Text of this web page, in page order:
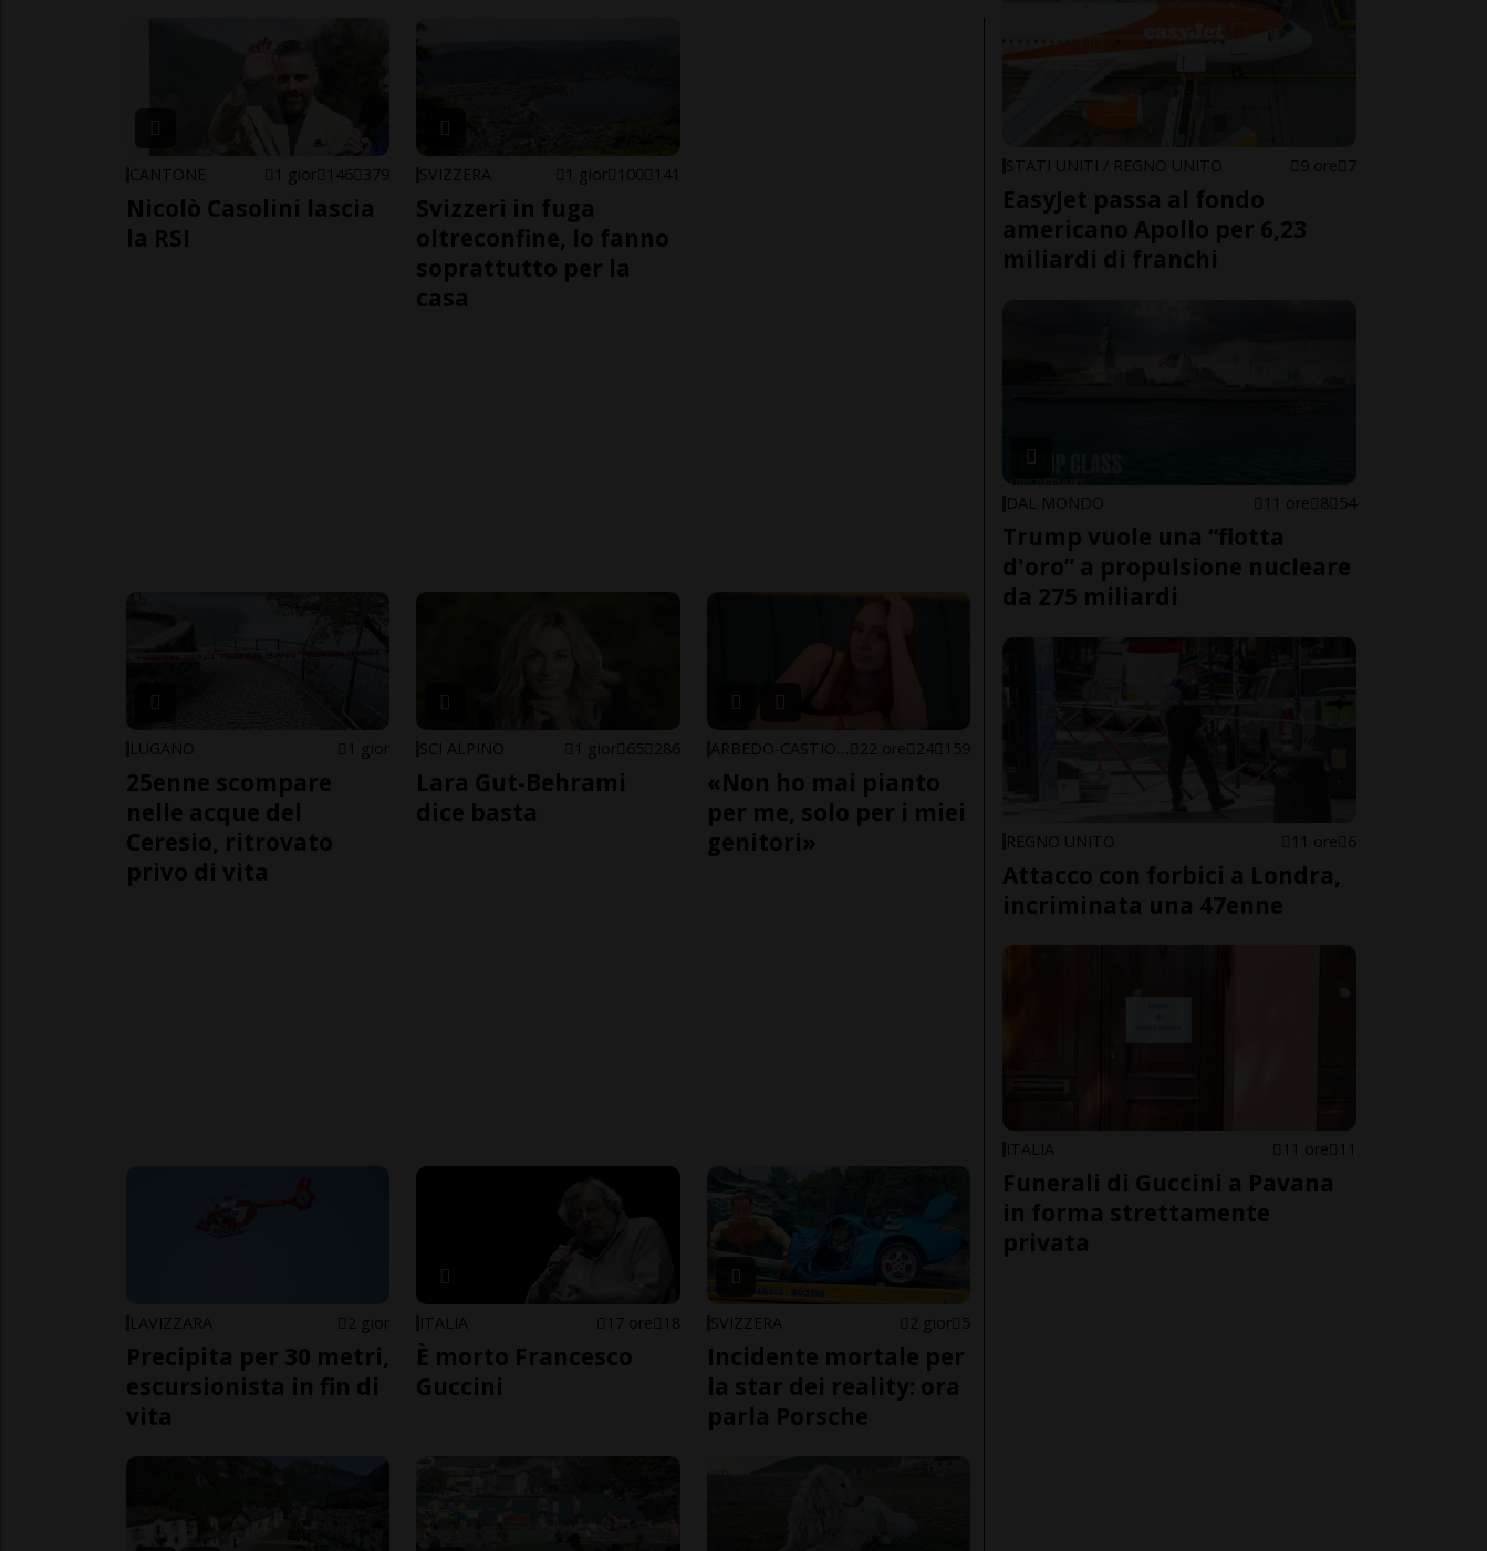
CANTONE 1 gior 146 379
Nicolò Casolini lascia
la RSI
SVIZZERA 1 gior 100 141
Svizzeri in fuga
oltreconfine, lo fanno
soprattutto per la
casa
LUGANO 1 gior
25enne scompare
nelle acque del
Ceresio, ritrovato
privo di vita
SCI ALPINO 1 gior 65 286
Lara Gut-Behrami
dice basta
22 ore 24 159
«Non ho mai pianto
per me, solo per i miei
genitori»
LAVIZZARA 2 gior
Precipita per 30 metri,
escursionista in fin di
vita
ITALIA 17 ore 18
È morto Francesco
Guccini
SVIZZERA 2 gior 5
Incidente mortale per
la star dei reality: ora
parla Porsche
STATI UNITI / REGNO UNITO 9 ore 7
EasyJet passa al fondo
americano Apollo per 6,23
miliardi di franchi
DAL MONDO 11 ore 8 54
Trump vuole una “flotta
d'oro” a propulsione nucleare
da 275 miliardi
REGNO UNITO 11 ore 6
Attacco con forbici a Londra,
incriminata una 47enne
ITALIA 11 ore 11
Funerali di Guccini a Pavana
in forma strettamente
privata